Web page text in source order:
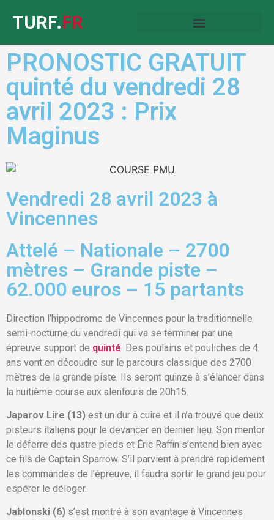
TURF.FR
PRONOSTIC GRATUIT
quinté du vendredi 28
avril 2023 : Prix
Maginus
Vendredi 28 avril 2023 à
Vincennes
Attelé – Nationale – 2700
mètres – Grande piste –
62.000 euros – 15 partants
Direction l’hippodrome de Vincennes pour la traditionnelle
semi-nocturne du vendredi qui va se terminer par une
épreuve support de quinté . Des poulains et pouliches de 4
ans vont en découdre sur le parcours classique des 2700
mètres de la grande piste. Ils seront quinze à s’élancer dans
la huitième course aux alentours de 20h15.
Japarov Lire (13) est un dur à cuire et il n’a trouvé que deux
pisteurs italiens pour le devancer en dernier lieu. Son mentor
le déferre des quatre pieds et Éric Raffin s’entend bien avec
ce fils de Captain Sparrow. S’il parvient à prendre rapidement
les commandes de l’épreuve, il faudra sortir le grand jeu pour
espérer le déloger.
Jablonski (6) s’est montré à son avantage à Vincennes